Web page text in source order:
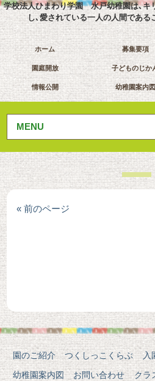
学校法人ひまわり学園 水戸幼稚園は､キ
し､愛されている一人の人間である
ホーム 募集要項
園庭開放 子どものじか
情報公開 幼稚園案内図
MENU
« 前のページ
園のご紹介 つくしっこくらぶ 入
幼稚園案内図
お問い合わせ クラ